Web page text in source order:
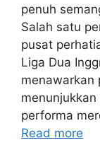
penuh
Salah satu
pusat
Liga Dua
menawarkan
performa
Read more